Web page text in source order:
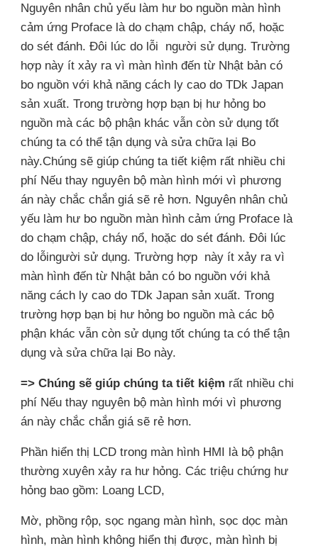
Nguyên nhân chủ yếu làm hư bo nguồn màn hình
cảm ứng Proface là do chạm chập, cháy nổ, hoặc
do sét đánh. Đôi lúc do lỗi người sử dụng. Trường
hợp này ít xảy ra vì màn hình đến từ Nhật bản có
bo nguồn với khả năng cách ly cao do TDk Japan
sản xuất. Trong trường hợp bạn bị hư hỏng bo
nguồn mà các bộ phận khác vẫn còn sử dụng tốt
chúng ta có thể tận dụng và sửa chữa lại Bo
này.Chúng sẽ giúp chúng ta tiết kiệm rất nhiều chi
phí Nếu thay nguyên bộ màn hình mới vì phương
án này chắc chắn giá sẽ rẻ hơn. Nguyên nhân chủ
yếu làm hư bo nguồn màn hình cảm ứng Proface là
do chạm chập, cháy nổ, hoặc do sét đánh. Đôi lúc
do lỗingười sử dụng. Trường hợp này ít xảy ra vì
màn hình đến từ Nhật bản có bo nguồn với khả
năng cách ly cao do TDk Japan sản xuất. Trong
trường hợp bạn bị hư hỏng bo nguồn mà các bộ
phận khác vẫn còn sử dụng tốt chúng ta có thể tận
dụng và sửa chữa lại Bo này.
=> Chúng sẽ giúp chúng ta tiết kiệm rất nhiều chi
phí Nếu thay nguyên bộ màn hình mới vì phương
án này chắc chắn giá sẽ rẻ hơn.
Phần hiển thị LCD trong màn hình HMI là bộ phận
thường xuyên xảy ra hư hỏng. Các triệu chứng hư
hỏng bao gồm: Loang LCD,
Mờ, phồng rộp, sọc ngang màn hình, sọc dọc màn
hình, màn hình không hiển thị được, màn hình bị